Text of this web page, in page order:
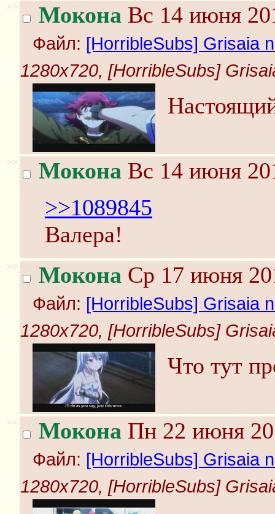
>> Мокона Вс 14 июня
Файл: [HorribleSubs] Grisaia
1280x720, [HorribleSubs]
>> Мокона Вс 14 июня
>>1089845
Валера!
>> Мокона Ср 17 июня
Файл: [HorribleSubs] Grisaia
1280x720, [HorribleSubs]
Что тут
>> Мокона Пн 22 июня
Файл: [HorribleSubs] Grisaia
1280x720, [HorribleSubs]